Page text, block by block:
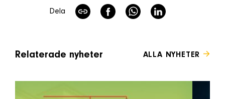
Dela
Relaterade nyheter ALLA NYHETER